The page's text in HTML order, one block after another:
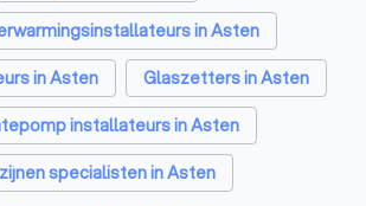
in Asten
in Asten
Glaszetters in Asten
installateurs in Asten
specialisten in Asten